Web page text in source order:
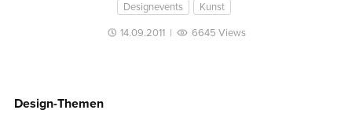
Designevents Kunst
14.09.2011| 6645 Views
Design-Themen